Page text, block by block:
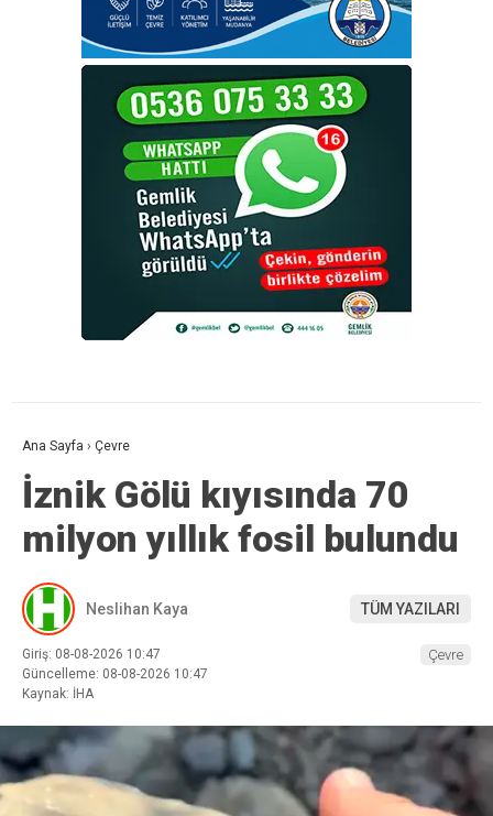
Ana Sayfa › Çevre
İznik Gölü kıyısında 70
milyon yıllık fosil bulundu
Neslihan Kaya TÜM YAZILARI
Giriş: 08-08-2026 10:47
Güncelleme: 08-08-2026 10:47
Kaynak: İHA
Çevre